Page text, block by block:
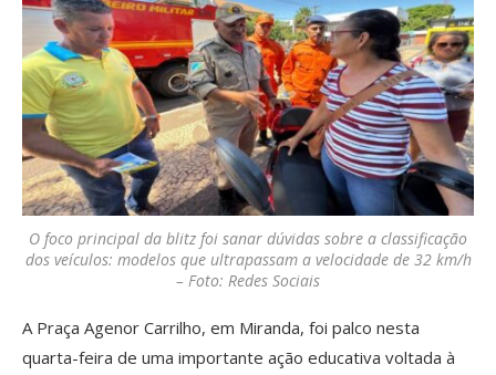
O foco principal da blitz foi sanar dúvidas sobre a classificação
dos veículos: modelos que ultrapassam a velocidade de 32 km/h
– Foto: Redes Sociais
A Praça Agenor Carrilho, em Miranda, foi palco nesta
quarta-feira de uma importante ação educativa voltada à